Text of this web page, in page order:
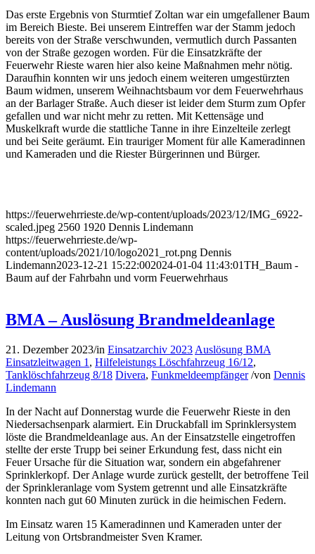
Das erste Ergebnis von Sturmtief Zoltan war ein umgefallener Baum
im Bereich Bieste. Bei unserem Eintreffen war der Stamm jedoch
bereits von der Straße verschwunden, vermutlich durch Passanten
von der Straße gezogen worden. Für die Einsatzkräfte der
Feuerwehr Rieste waren hier also keine Maßnahmen mehr nötig.
Daraufhin konnten wir uns jedoch einem weiteren umgestürzten
Baum widmen, unserem Weihnachtsbaum vor dem Feuerwehrhaus
an der Barlager Straße. Auch dieser ist leider dem Sturm zum Opfer
gefallen und war nicht mehr zu retten. Mit Kettensäge und
Muskelkraft wurde die stattliche Tanne in ihre Einzelteile zerlegt
und bei Seite geräumt. Ein trauriger Moment für alle Kameradinnen
und Kameraden und die Riester Bürgerinnen und Bürger.
https://feuerwehrrieste.de/wp-content/uploads/2023/12/IMG_6922-
scaled.jpeg 2560 1920 Dennis Lindemann
https://feuerwehrrieste.de/wp-
content/uploads/2021/10/logo2021_rot.png Dennis
Lindemann2023-12-21 15:22:002024-01-04 11:43:01TH_Baum -
Baum auf der Fahrbahn und vorm Feuerwehrhaus
BMA – Auslösung Brandmeldeanlage
21. Dezember 2023/in Einsatzarchiv 2023 Auslösung BMA
Einsatzleitwagen 1 , Hilfeleistungs Löschfahrzeug 16/12,
Tanklöschfahrzeug 8/18 Divera, Funkmeldeempfänger /von Dennis
Lindemann
In der Nacht auf Donnerstag wurde die Feuerwehr Rieste in den
Niedersachsenpark alarmiert. Ein Druckabfall im Sprinklersystem
löste die Brandmeldeanlage aus. An der Einsatzstelle eingetroffen
stellte der erste Trupp bei seiner Erkundung fest, dass nicht ein
Feuer Ursache für die Situation war, sondern ein abgefahrener
Sprinklerkopf. Der Anlage wurde zurück gestellt, der betroffene Teil
der Sprinkleranlage vom System getrennt und alle Einsatzkräfte
konnten nach gut 60 Minuten zurück in die heimischen Federn.
Im Einsatz waren 15 Kameradinnen und Kameraden unter der
Leitung von Ortsbrandmeister Sven Kramer.